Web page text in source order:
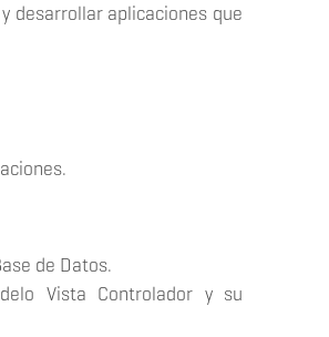
desarrollar aplicaciones que
de Datos.
Vista Controlador y su